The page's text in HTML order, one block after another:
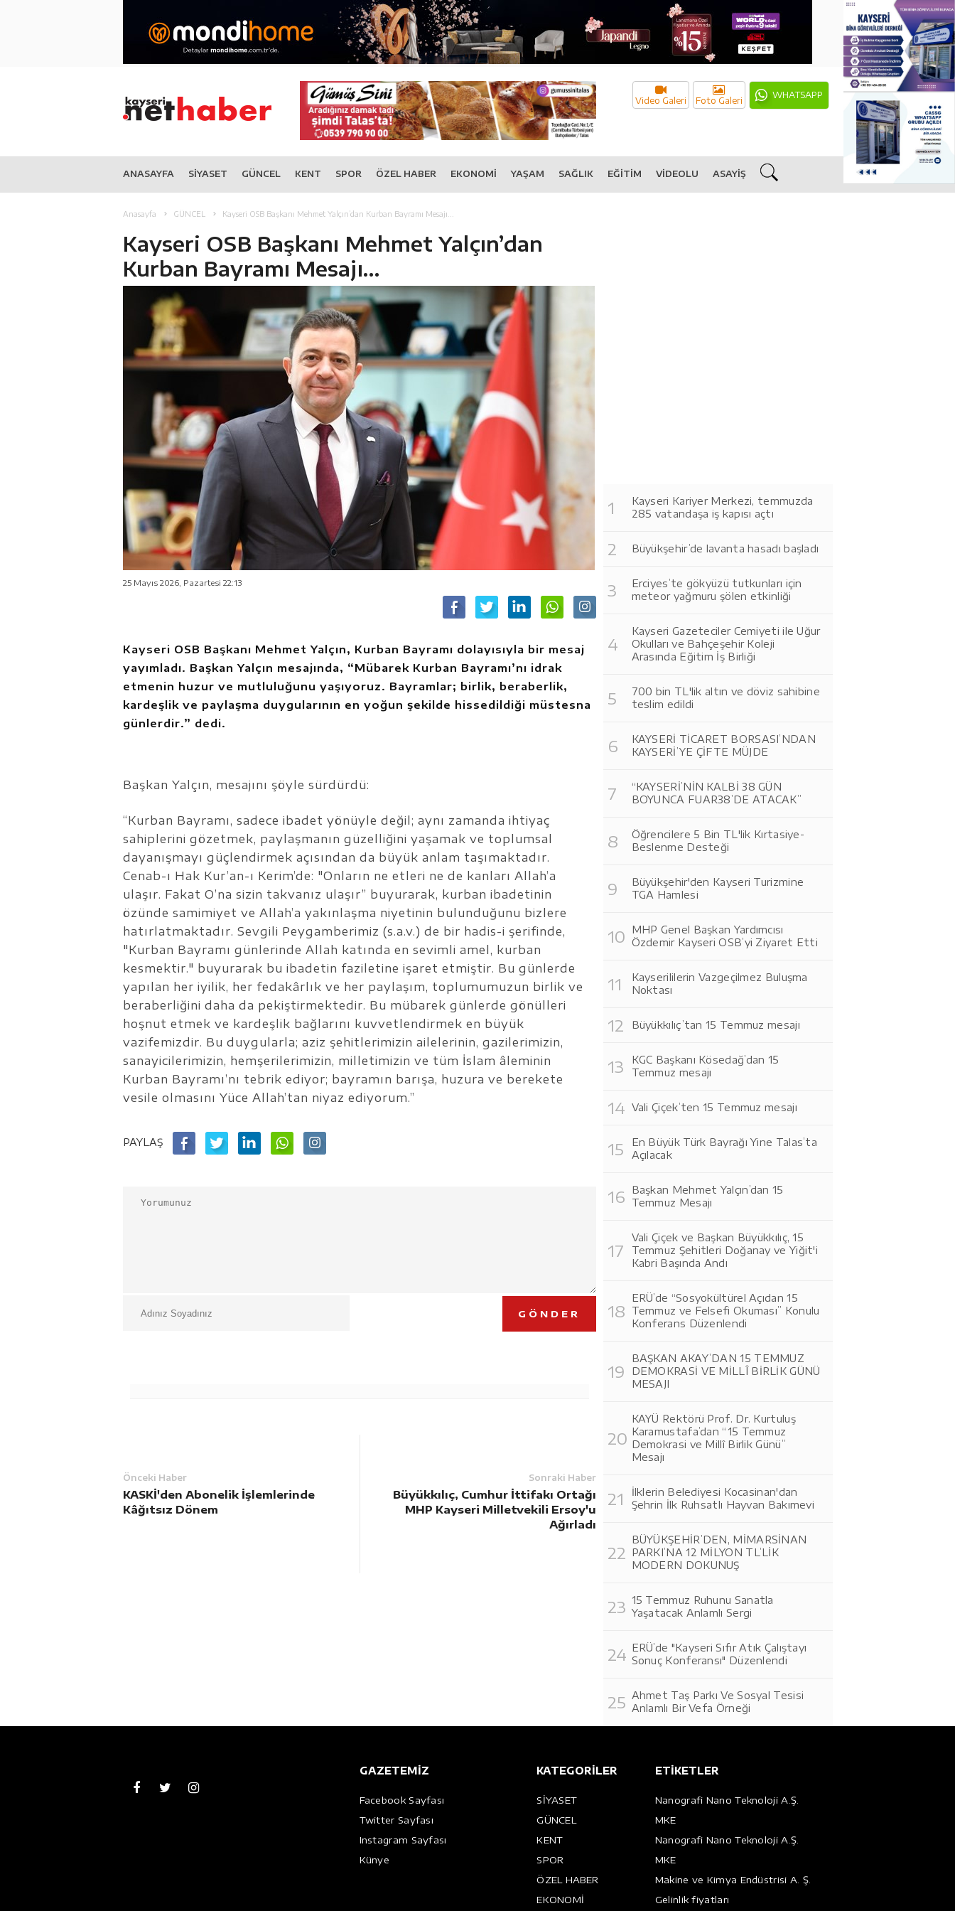
WHATSAPP
Foto Galeri
Video Galeri
ANASAYFA SİYASET GÜNCEL KENT SPOR ÖZEL HABER EKONOMİ YAŞAM SAĞLIK EĞİTİM VİDEOLU ASAYİŞ
Anasayfa GÜNCEL Kayseri OSB Başkanı Mehmet Yalçın’dan Kurban Bayramı Mesajı...
Kayseri OSB Başkanı Mehmet Yalçın’dan
Kurban Bayramı Mesajı...
25 Mayıs 2026, Pazartesi 22:13
Kayseri OSB Başkanı Mehmet Yalçın, Kurban Bayramı dolayısıyla bir mesaj
yayımladı. Başkan Yalçın mesajında, “Mübarek Kurban Bayramı’nı idrak
etmenin huzur ve mutluluğunu yaşıyoruz. Bayramlar; birlik, beraberlik,
kardeşlik ve paylaşma duygularının en yoğun şekilde hissedildiği müstesna
günlerdir.” dedi.
Başkan Yalçın, mesajını şöyle sürdürdü:
“Kurban Bayramı, sadece ibadet yönüyle değil; aynı zamanda ihtiyaç
sahiplerini gözetmek, paylaşmanın güzelliğini yaşamak ve toplumsal
dayanışmayı güçlendirmek açısından da büyük anlam taşımaktadır.
Cenab-ı Hak Kur’an-ı Kerim’de: "Onların ne etleri ne de kanları Allah’a
ulaşır. Fakat O’na sizin takvanız ulaşır” buyurarak, kurban ibadetinin
özünde samimiyet ve Allah’a yakınlaşma niyetinin bulunduğunu bizlere
hatırlatmaktadır. Sevgili Peygamberimiz (s.a.v.) de bir hadis-i şerifinde,
"Kurban Bayramı günlerinde Allah katında en sevimli amel, kurban
kesmektir." buyurarak bu ibadetin faziletine işaret etmiştir. Bu günlerde
yapılan her iyilik, her fedakârlık ve her paylaşım, toplumumuzun birlik ve
beraberliğini daha da pekiştirmektedir. Bu mübarek günlerde gönülleri
hoşnut etmek ve kardeşlik bağlarını kuvvetlendirmek en büyük
vazifemizdir. Bu duygularla; aziz şehitlerimizin ailelerinin, gazilerimizin,
sanayicilerimizin, hemşerilerimizin, milletimizin ve tüm İslam âleminin
Kurban Bayramı’nı tebrik ediyor; bayramın barışa, huzura ve berekete
vesile olmasını Yüce Allah’tan niyaz ediyorum.”
PAYLAŞ
GÖNDER
Önceki Haber
KASKİ'den Abonelik İşlemlerinde
Kâğıtsız Dönem
Sonraki Haber
Büyükkılıç, Cumhur İttifakı Ortağı
MHP Kayseri Milletvekili Ersoy'u
Ağırladı
Kayseri Kariyer Merkezi, temmuzda
285 vatandaşa iş kapısı açtı
Büyükşehir’de lavanta hasadı başladı
Erciyes’te gökyüzü tutkunları için
meteor yağmuru şölen etkinliği
Kayseri Gazeteciler Cemiyeti ile Uğur
Okulları ve Bahçeşehir Koleji
Arasında Eğitim İş Birliği
700 bin TL'lik altın ve döviz sahibine
teslim edildi
KAYSERİ TİCARET BORSASI’NDAN
KAYSERİ’YE ÇİFTE MÜJDE
“KAYSERİ’NİN KALBİ 38 GÜN
BOYUNCA FUAR38’DE ATACAK”
Öğrencilere 5 Bin TL'lik Kırtasiye-
Beslenme Desteği
Büyükşehir'den Kayseri Turizmine
TGA Hamlesi
MHP Genel Başkan Yardımcısı
Özdemir Kayseri OSB’yi Ziyaret Etti
Kayserililerin Vazgeçilmez Buluşma
Noktası
Büyükkılıç’tan 15 Temmuz mesajı
KGC Başkanı Kösedağ’dan 15
Temmuz mesajı
Vali Çiçek’ten 15 Temmuz mesajı
En Büyük Türk Bayrağı Yine Talas’ta
Açılacak
Başkan Mehmet Yalçın’dan 15
Temmuz Mesajı
Vali Çiçek ve Başkan Büyükkılıç, 15
Temmuz Şehitleri Doğanay ve Yiğit'i
Kabri Başında Andı
ERÜ’de “Sosyokültürel Açıdan 15
Temmuz ve Felsefi Okuması” Konulu
Konferans Düzenlendi
BAŞKAN AKAY’DAN 15 TEMMUZ
DEMOKRASİ VE MİLLÎ BİRLİK GÜNÜ
MESAJI
KAYÜ Rektörü Prof. Dr. Kurtuluş
Karamustafa’dan “15 Temmuz
Demokrasi ve Millî Birlik Günü”
Mesajı
İlklerin Belediyesi Kocasinan'dan
Şehrin İlk Ruhsatlı Hayvan Bakımevi
BÜYÜKŞEHİR’DEN, MİMARSİNAN
PARKI’NA 12 MİLYON TL’LİK
MODERN DOKUNUŞ
15 Temmuz Ruhunu Sanatla
Yaşatacak Anlamlı Sergi
ERÜ’de "Kayseri Sıfır Atık Çalıştayı
Sonuç Konferansı" Düzenlendi
Ahmet Taş Parkı Ve Sosyal Tesisi
Anlamlı Bir Vefa Örneği
GAZETEMİZ
Facebook Sayfası
Twitter Sayfası
Instagram Sayfası
Künye
KATEGORİLER
SİYASET
GÜNCEL
KENT
SPOR
ÖZEL HABER
EKONOMİ
ETİKETLER
Nanografi Nano Teknoloji A.Ş.
MKE
Nanografi Nano Teknoloji A.Ş.
MKE
Makine ve Kimya Endüstrisi A. Ş.
Gelinlik fiyatları